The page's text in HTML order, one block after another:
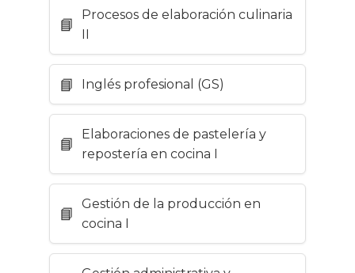
Procesos de elaboración culinaria
II
Inglés profesional (GS)
Elaboraciones de pastelería y
repostería en cocina I
Gestión de la producción en
cocina I